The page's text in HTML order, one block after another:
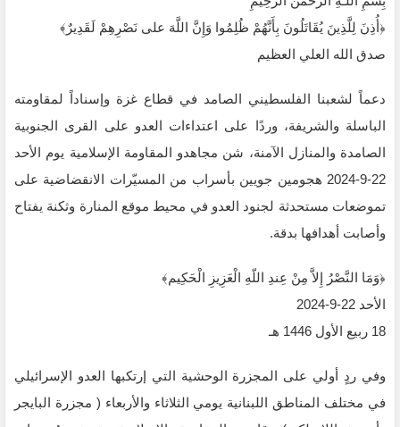
‏﴿أُذِنَ لِلَّذِينَ يُقَاتَلُونَ بِأَنَّهُمْ ظُلِمُوا وَإِنَّ اللَّهَ على نَصْرِهِمْ لَقَدِيرٌ﴾‏
صدق الله العلي العظيم
دعماً لشعبنا الفلسطيني الصامد في قطاع غزة وإسناداً لمقاومته
الباسلة ‌‏‌‏‌والشريفة، وردًا على ‏اعتداءات العدو على القرى الجنوبية
الصامدة والمنازل الآمنة، شن مجاهدو المقاومة الإسلامية يوم ‏الأحد
22-9-2024 هجومين جويين بأسراب من المسيّرات الانقضاضية على
تموضعات مستحدثة ‏لجنود العدو في محيط موقع المنارة وثكنة يفتاح
وأصابت أهدافها بدقة.‏
‏﴿وَمَا النَّصْرُ إِلاَّ مِنْ عِندِ اللّهِ الْعَزِيزِ الْحَكِيم﴾‏
الأحد 22-9-2024‏
وفي ردٍ أولي على ‏المجزرة الوحشية التي إرتكبها العدو الإسرائيلي
في مختلف المناطق اللبنانية يومي الثلاثاء والأربعاء ‌‏( مجزرة البايجر